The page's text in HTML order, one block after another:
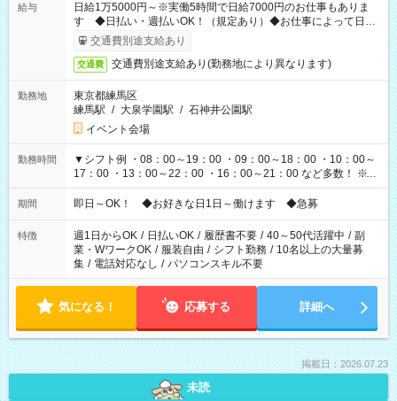
給与
日給1万5000円～※実働5時間で日給7000円のお仕事もありま
す ◆日払い・週払いOK！（規定あり）◆お仕事によって日給
も異なります
交通費別途支給あり
交通費 交通費別途支給あり(勤務地により異なります)
勤務地
東京都練馬区
練馬駅 / 大泉学園駅 / 石神井公園駅
イベント会場
勤務時間
▼シフト例 ・08：00～19：00 ・09：00～18：00 ・10：00～
17：00 ・13：00～22：00 ・16：00～21：00 など多数！ ※お
仕事により勤務時間が異なります
期間 即日～OK！ ◆お好きな日1日～働けます ◆急募
特徴 週1日からOK / 日払いOK / 履歴書不要 / 40～50代活躍中 / 副
業・WワークOK / 服装自由 / シフト勤務 / 10名以上の大量募
集 / 電話対応なし / パソコンスキル不要
気になる！ 応募する 詳細へ
掲載日：2026.07.23
未読